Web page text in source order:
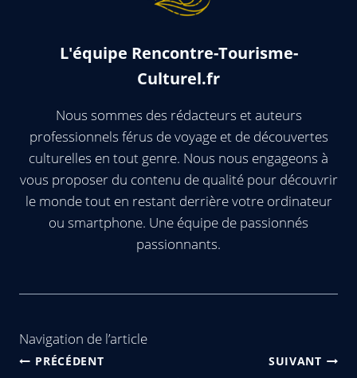
L'équipe Rencontre-Tourisme-
Culturel.fr
Nous sommes des rédacteurs et auteurs
professionnels férus de voyage et de découvertes
culturelles en tout genre. Nous nous engageons à
vous proposer du contenu de qualité pour découvrir
le monde tout en restant derrière votre ordinateur
ou smartphone. Une équipe de passionnés
passionnants.
Navigation de l’article
PRÉCÉDENT SUIVANT